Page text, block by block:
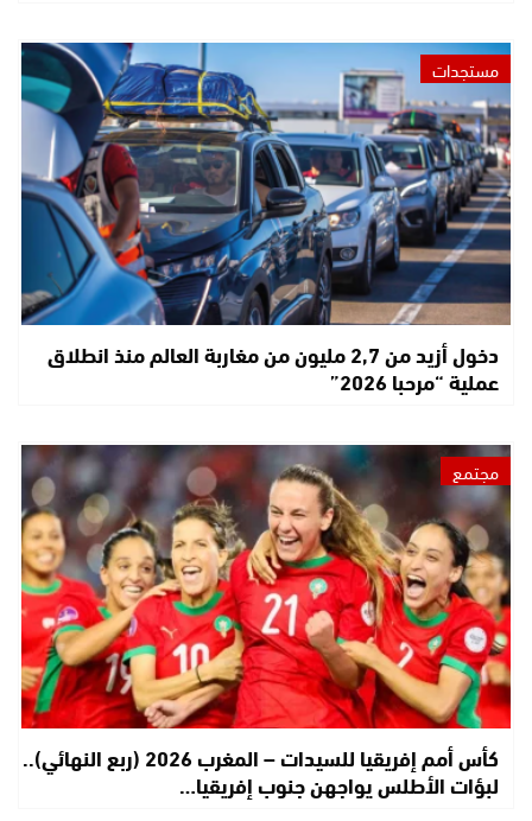
مستجدات
دخول أزيد من 2,7 مليون من مغاربة العالم منذ انطلاق
عملية “مرحبا 2026”
مجتمع
كأس أمم إفريقيا للسيدات – المغرب 2026 (ربع النهائي)..
لبؤات الأطلس يواجهن جنوب إفريقيا…